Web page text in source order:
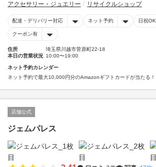
アクセサリー・ジュエリー
リサイクルショップ
配達・デリバリー対応 ネット予約 日祝OK
クーポン有
住所
埼玉県川越市菅原町22-18
本日の営業状況 10:00〜19:00
ネット予約カレンダー
ネット予約で最大10,000円分のAmazonギフトカードが当たる！
店舗公式
ジェムパレス